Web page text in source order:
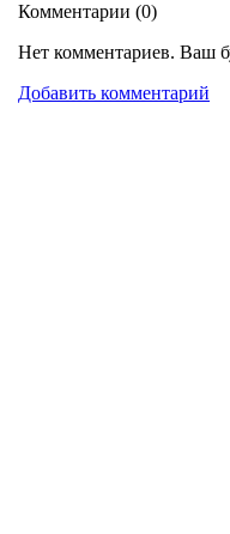
Комментарии (0)
Нет комментариев. Ваш
Добавить комментарий